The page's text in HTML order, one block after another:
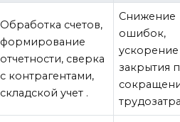
Обработка счетов,
формирование
отчетности, сверка
с контрагентами,
складской учет .
Снижение
ошибок,
ускорение
закрытия